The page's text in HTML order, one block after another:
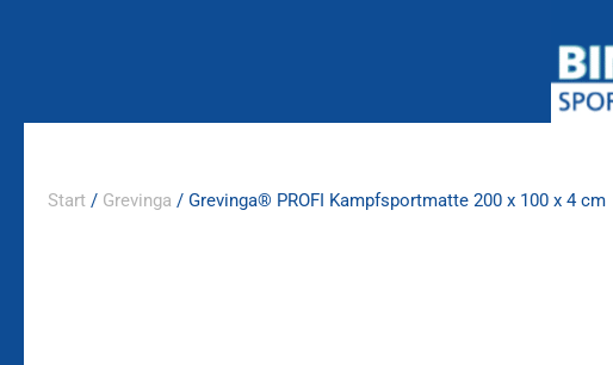
Start / Grevinga / Grevinga® PROFI Kampfsportmatte 200 x 100 x 4 cm